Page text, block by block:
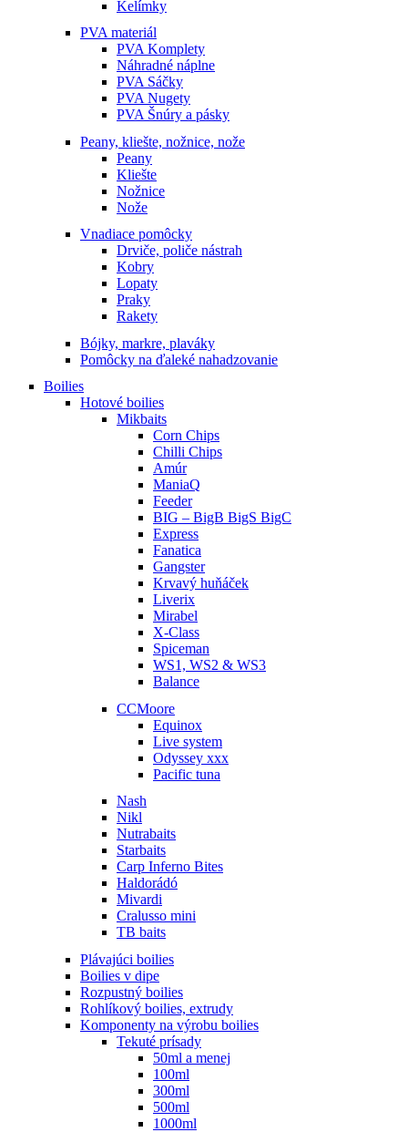
Kelímky
PVA materiál
PVA Komplety
Náhradné náplne
PVA Sáčky
PVA Nugety
PVA Šnúry a pásky
Peany, kliešte, nožnice, nože
Peany
Kliešte
Nožnice
Nože
Vnadiace pomôcky
Drviče, poliče nástrah
Kobry
Lopaty
Praky
Rakety
Bójky, markre, plaváky
Pomôcky na ďaleké nahadzovanie
Boilies
Hotové boilies
Mikbaits
Corn Chips
Chilli Chips
Amúr
ManiaQ
Feeder
BIG – BigB BigS BigC
Express
Fanatica
Gangster
Krvavý huňáček
Liverix
Mirabel
X-Class
Spiceman
WS1, WS2 & WS3
Balance
CCMoore
Equinox
Live system
Odyssey xxx
Pacific tuna
Nash
Nikl
Nutrabaits
Starbaits
Carp Inferno Bites
Haldorádó
Mivardi
Cralusso mini
TB baits
Plávajúci boilies
Boilies v dipe
Rozpustný boilies
Rohlíkový boilies, extrudy
Komponenty na výrobu boilies
Tekuté prísady
50ml a menej
100ml
300ml
500ml
1000ml